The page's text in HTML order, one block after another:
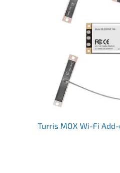
Turris MOX Wi-Fi Add-